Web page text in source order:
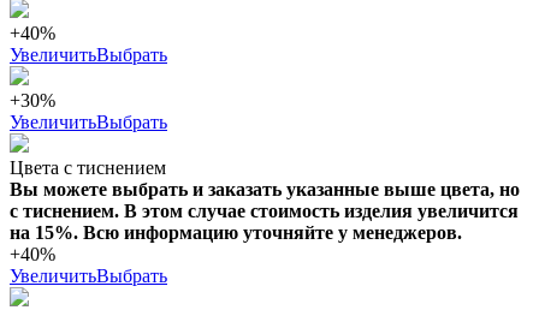
+40%
УвеличитьВыбрать
+30%
УвеличитьВыбрать
Цвета с тиснением
Вы можете выбрать и заказать указанные выше цвета, но
с тиснением. В этом случае стоимость изделия увеличится
на 15%. Всю информацию уточняйте у менеджеров.
+40%
УвеличитьВыбрать